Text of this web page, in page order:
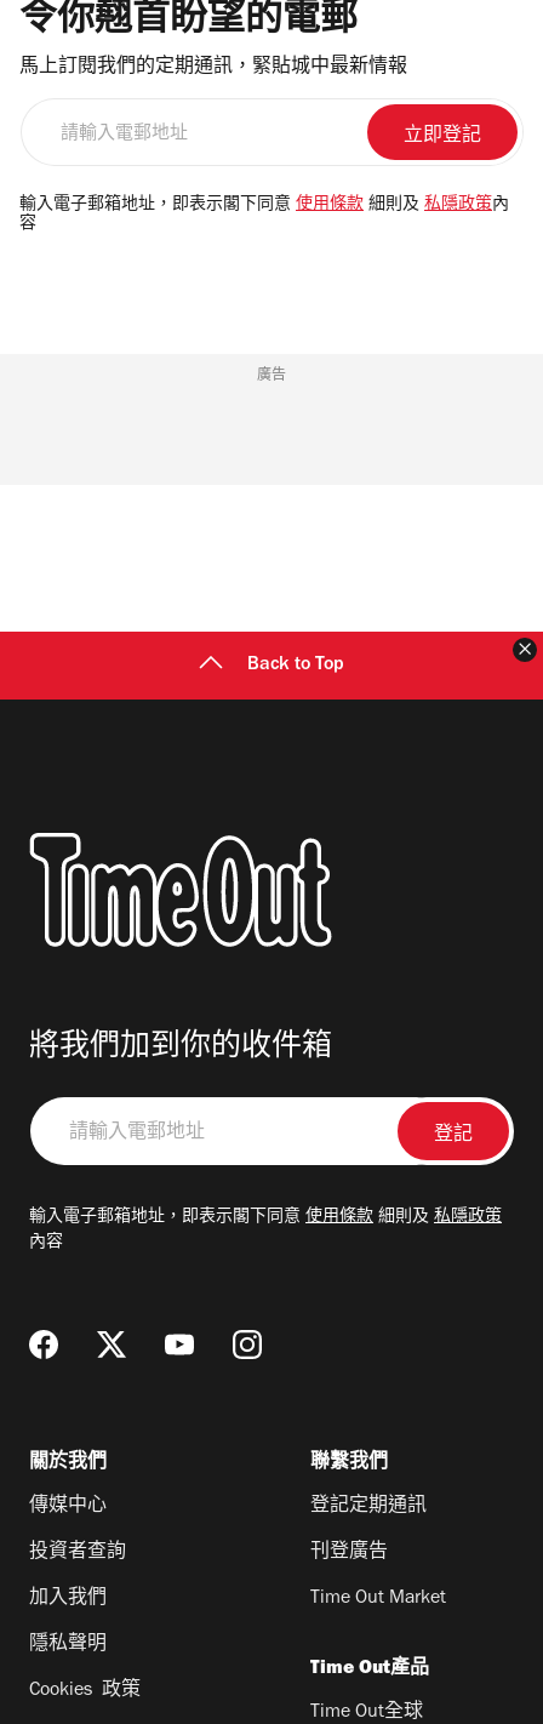
令你翹首盼望的電郵
馬上訂閱我們的定期通訊，緊貼城中最新情報
電
郵
輸入電子郵箱地址，即表示閣下同意 使用條款 細則及 私隱政策內
容
廣告
Back to Top
將我們加到你的收件箱
請
輸
郵
輸入電子郵箱地址，即表示閣下同意 使用條款 細則及 私隱政策
內容
關於我們
傳媒中心
投資者查詢
加入我們
隱私聲明
Cookies 政策
聯繫我們
登記定期通訊
刊登廣告
Time Out Market
Time Out產品
Time Out全球